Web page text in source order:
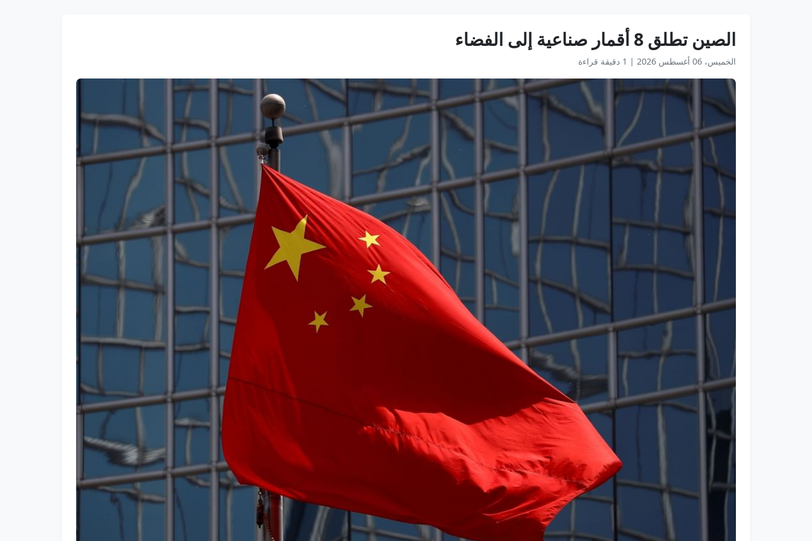
الصين تطلق 8 أقمار صناعية إلى الفضاء
الخميس، 06 أغسطس 2026 | 1 دقيقة قراءة